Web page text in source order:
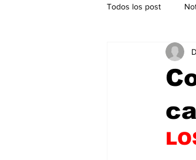
Todos los post
Presidencia 2022